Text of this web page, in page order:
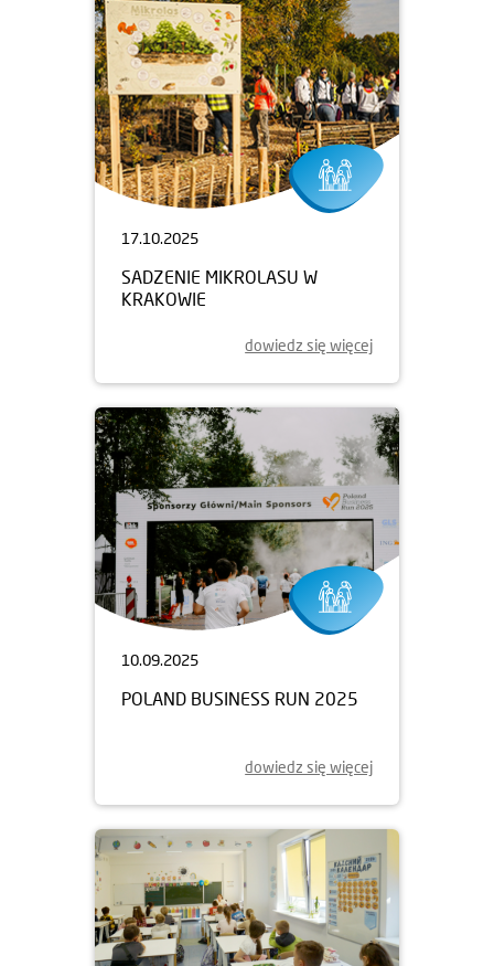
17.10.2025
SADZENIE MIKROLASU W
KRAKOWIE
dowiedz się więcej
10.09.2025
POLAND BUSINESS RUN 2025
dowiedz się więcej